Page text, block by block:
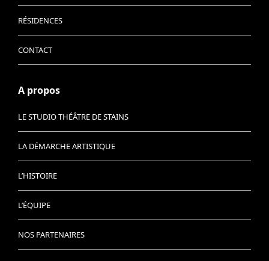
RÉSIDENCES
CONTACT
A propos
LE STUDIO THÉÂTRE DE STAINS
LA DÉMARCHE ARTISTIQUE
L’HISTOIRE
L’ÉQUIPE
NOS PARTENAIRES